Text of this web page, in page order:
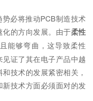
必将推动PCB制造技术
的方向发展。由于柔性
能够弯曲，这导致柔性
证了其在电子产品中越
技术的发展紧密相关，
技术方面必须面对的发